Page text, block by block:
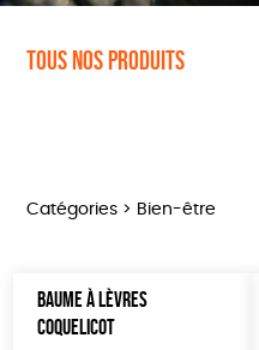
Tous nos produits
Catégories > Bien-être
ÉPICERIE
Par défaut
Popularité
Prix
BAUME À LÈVRES
COQUELICOT